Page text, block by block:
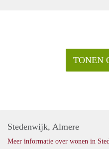
TONEN
Stedenwijk, Almere
Meer informatie over wonen in